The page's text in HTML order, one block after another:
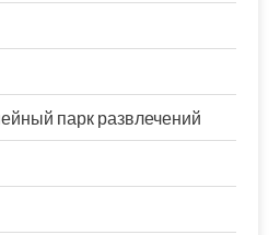
парк развлечений